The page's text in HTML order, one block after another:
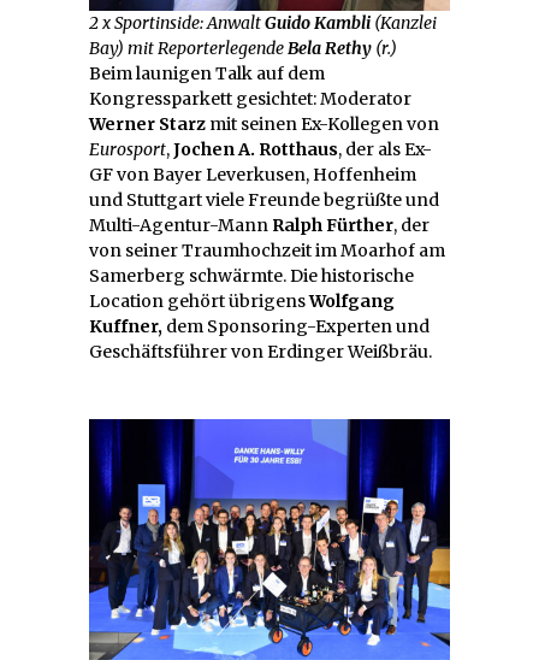
2 x Sportinside: AnwaltGuido Kambli (Kanzlei
Bay) mit ReporterlegendeBela Rethy (r.)
Beim launigen Talk auf dem
Kongressparkett gesichtet: Moderator
Werner Starz mit seinen Ex-Kollegen von
Eurosport,Jochen A. Rotthaus, der als Ex-
GF von Bayer Leverkusen, Hoffenheim
und Stuttgart viele Freunde begrüßte und
Multi-Agentur-Mann Ralph Fürther, der
von seiner Traumhochzeit im Moarhof am
Samerberg schwärmte. Die historische
Location gehört übrigensWolfgang
Kuffner, dem Sponsoring-Experten und
Geschäftsführer von Erdinger Weißbräu.